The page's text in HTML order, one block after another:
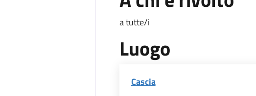
a tutte/i
Luogo
Cascia